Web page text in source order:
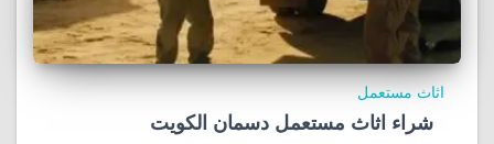
اثاث مستعمل
شراء اثاث مستعمل دسمان الكويت